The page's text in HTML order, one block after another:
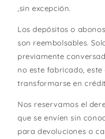
,sin excepción.
Los depósitos o
son reembolsables.
previamente
no este fabricado,
transformarse en
Nos reservamos el
que se envíen sin
para devoluciones o